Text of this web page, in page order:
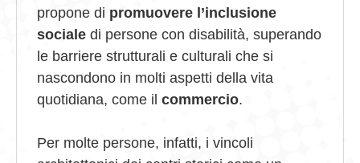
propone di promuovere l’inclusione
sociale di persone con disabilità, superando
le barriere strutturali e culturali che si
nascondono in molti aspetti della vita
quotidiana, come il commercio.
Per molte persone, infatti, i vincoli